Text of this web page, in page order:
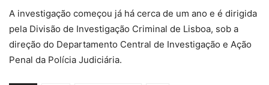
A investigação começou já há cerca de um ano e é dirigida
pela Divisão de Investigação Criminal de Lisboa, sob a
direção do Departamento Central de Investigação e Ação
Penal da Polícia Judiciária.